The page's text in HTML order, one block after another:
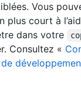
Vous
plus court à
dans votre
Consultez «
de